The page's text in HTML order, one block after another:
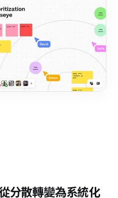
分散轉變為系統化